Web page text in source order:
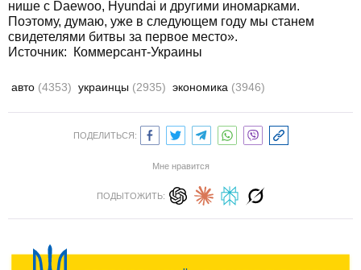
нише с Daewoo, Hyundai и другими иномарками.
Поэтому, думаю, уже в следующем году мы станем
свидетелями битвы за первое место».
Источник:
Коммерсант-Украины
авто (4353) украинцы (2935) экономика (3946)
ПОДЕЛИТЬСЯ:
Мне нравится
ПОДЫТОЖИТЬ: